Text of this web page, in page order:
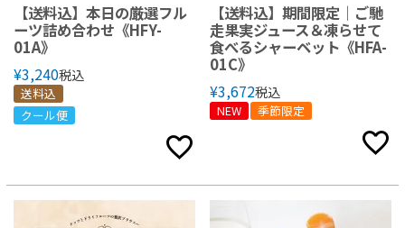
【送料込】本日の厳選フル
ーツ詰め合わせ《HFY-
01A》
¥3,240税込
送料込
クール便
【送料込】期間限定｜ご馳
走果実ジュース＆凍らせて
食べるシャーベット《HFA-
01C》
¥3,672税込
NEW 季節限定